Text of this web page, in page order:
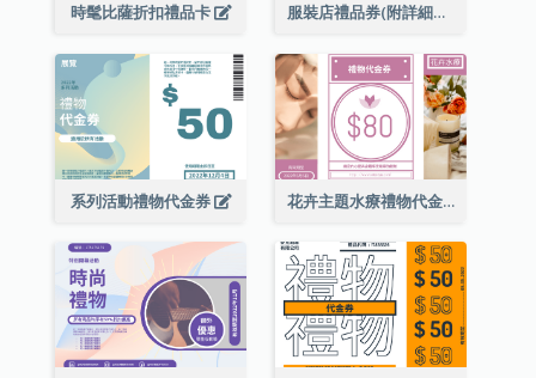
時髦比薩折扣禮品卡 服裝店禮品券(附詳細資訊)
系列活動禮物代金券 花卉主題水療禮物代金券